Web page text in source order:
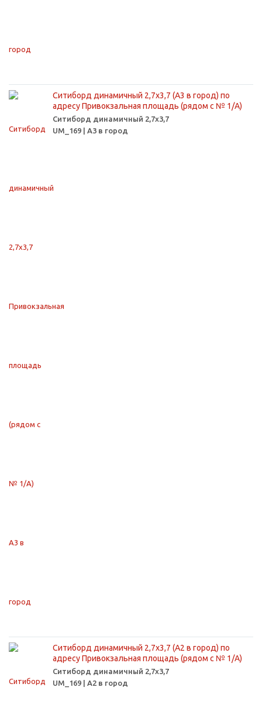
Ситиборд динамичный 2,7х3,7 (А3 в город) по
адресу Привокзальная площадь (рядом с № 1/А)
Ситиборд динамичный 2,7х3,7
UM_169 | А3 в город
Ситиборд динамичный 2,7х3,7 (А2 в город) по
адресу Привокзальная площадь (рядом с № 1/А)
Ситиборд динамичный 2,7х3,7
UM_169 | А2 в город